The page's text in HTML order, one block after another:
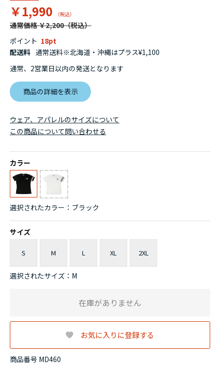
￥1,990
通常価格 ￥2,200
商品番号 MD460
ポイント 18
配送料 通常送料※北海道・沖縄はプラス¥1,100
通常、2営業日以内の発送となります
商品の詳細を表示
ウェア、アパレルのサイズについて
カラー
選択されたカラー：ブラック
サイズ
S M L XL 2XL
選択されたサイズ：M
お気に入りに登録する
在庫がありません
この商品について問い合わせる